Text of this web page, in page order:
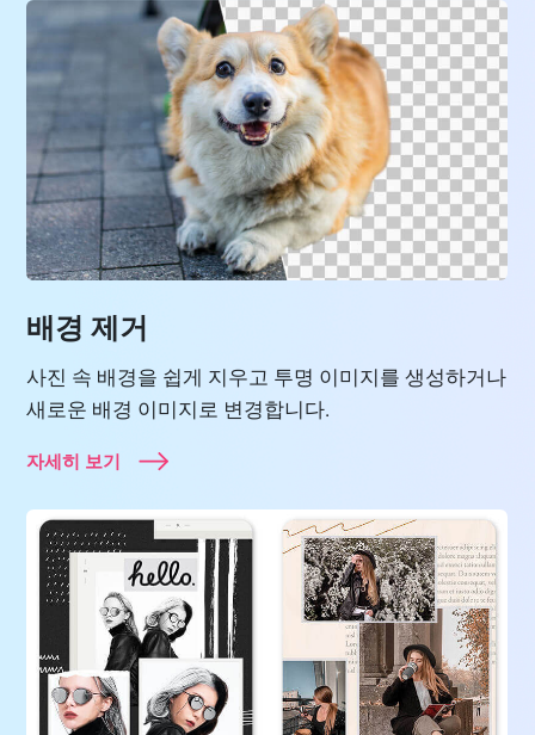
배경 제거
사진 속 배경을 쉽게 지우고 투명 이미지를 생성하거나
새로운 배경 이미지로 변경합니다.
자세히 보기